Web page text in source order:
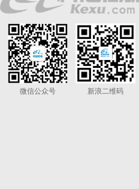
微信公众号 新浪二维码